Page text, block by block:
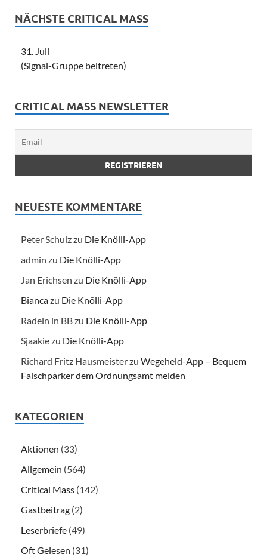
NÄCHSTE CRITICAL MASS
31. Juli
(Signal-Gruppe beitreten)
CRITICAL MASS NEWSLETTER
NEUESTE KOMMENTARE
Peter Schulzzu Die Knölli-App
admin zu Die Knölli-App
Jan Erichsen zu Die Knölli-App
Biancazu Die Knölli-App
Radeln in BBzu Die Knölli-App
Sjaakiezu Die Knölli-App
Richard Fritz Hausmeisterzu Wegeheld-App – Bequem
Falschparker dem Ordnungsamt melden
KATEGORIEN
Aktionen (33)
Allgemein (564)
Critical Mass (142)
Gastbeitrag (2)
Leserbriefe (49)
Oft Gelesen (31)